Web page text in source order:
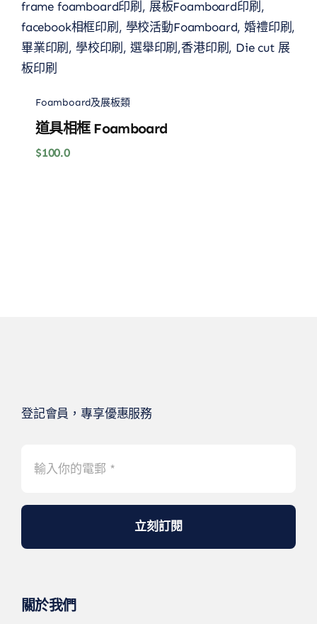
Foamboard及展板類
道具相框 Foamboard
$100.0
登記會員，專享優惠服務
立刻訂閱
關於我們